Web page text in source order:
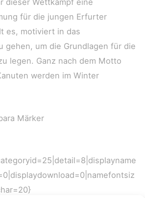
dieser Wettkampf eine
für die jungen Erfurter
es, motiviert in das
gehen, um die Grundlagen für die
legen. Ganz nach dem Motto
werden im Winter
Märker